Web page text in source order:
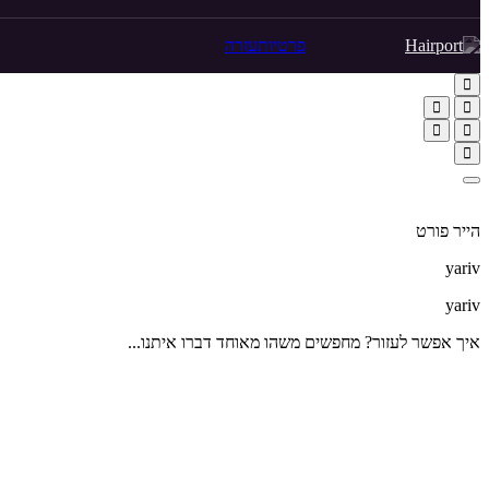
פרטיותעזרה
הייר פורט
yariv
yariv
איך אפשר לעזור? מחפשים משהו מאוחד דברו איתנו...